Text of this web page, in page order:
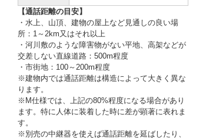
【通話距離の目安】
・水上、山頂、建物の屋上など見通しの良い場
所：1～2km又はそれ以上
・河川敷のような障害物がない平地、高架などが
交差しない直線道路：500m程度
・市街地：100～200m程度
※建物内では通話距離は構造によって大きく異な
ります。
※M仕様では、上記の80%程度になる場合があり
ます。特に人体に装着した時に差が顕著に表れま
す。
※別売の中継器を使えば通話距離を延ばしたり、